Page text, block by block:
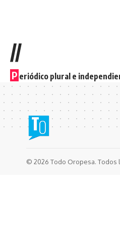
//
P eriódico plural e
© 2026 Todo Oropesa.